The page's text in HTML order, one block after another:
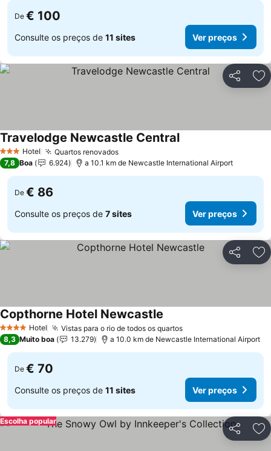
De € 100
Consulte os preços de 11 sites Ver preços
Partilhar
3 EstrelasHotel Quartos renovados
Travelodge Newcastle Central
7,8 Boa 6.924 a 10.1 km de Newcastle International Airport
De € 86
Consulte os preços de 7 sites Ver preços
Partilhar
4 EstrelasHotel Vistas para o rio de todos os quartos
Copthorne Hotel Newcastle
8,3 Muito boa 13.279 a 10.0 km de Newcastle International Airport
De € 70
Consulte os preços de 11 sites Ver preços
Partilhar
Escolha popular